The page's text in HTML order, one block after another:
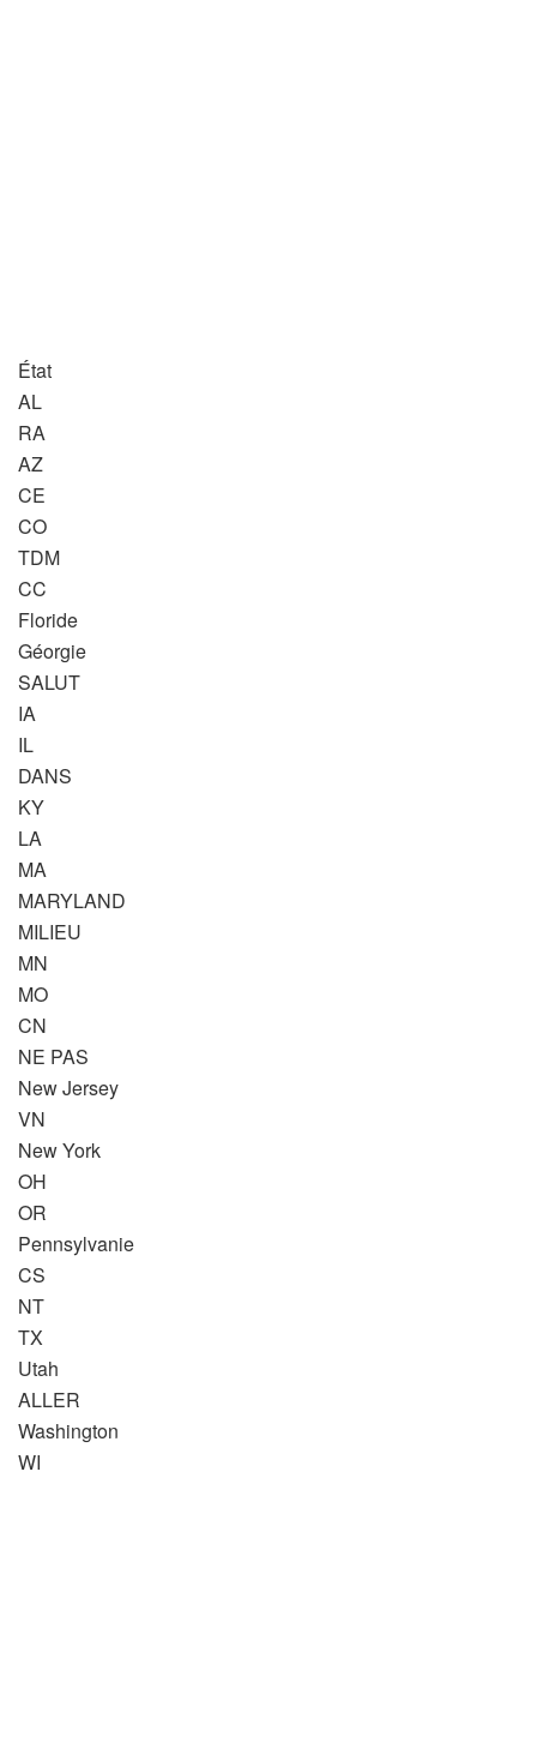
État
AL
RA
AZ
CE
CO
TDM
CC
Floride
Géorgie
SALUT
IA
IL
DANS
KY
LA
MA
MARYLAND
MILIEU
MN
MO
CN
NE PAS
New Jersey
VN
New York
OH
OR
Pennsylvanie
CS
NT
TX
Utah
ALLER
Washington
WI